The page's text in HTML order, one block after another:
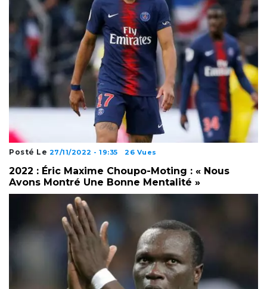
Posté Le 27/11/2022 - 19:35 26 Vues
2022 : Éric Maxime Choupo-Moting : « Nous
Avons Montré Une Bonne Mentalité »